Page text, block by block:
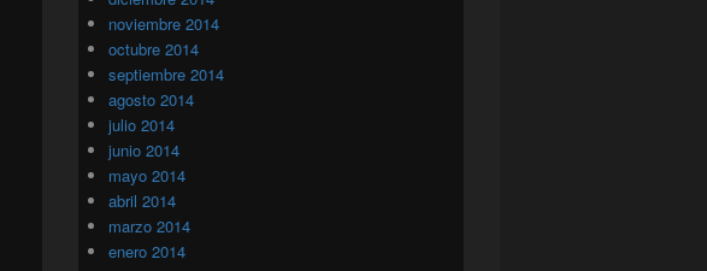
noviembre 2014
octubre 2014
septiembre 2014
agosto 2014
julio 2014
junio 2014
mayo 2014
abril 2014
marzo 2014
enero 2014